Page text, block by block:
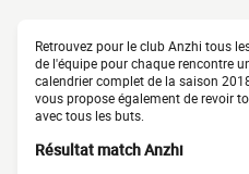
Retrouvez pour le club Anzhi tous
de l'équipe pour chaque rencontre
calendrier complet de la saison
vous propose également de revoir
avec tous les buts.
Résultat match Anzhi